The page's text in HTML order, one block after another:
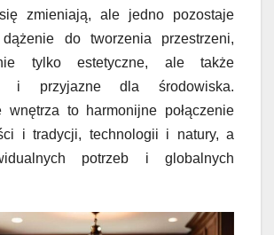
zmieniają, ale jedno pozostaje
dążenie do tworzenia przestrzeni,
tylko estetyczne, ale także
i przyjazne dla środowiska.
wnętrza to harmonijne połączenie
i tradycji, technologii i natury, a
potrzeb i globalnych